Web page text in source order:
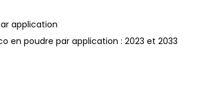
application
en poudre par application : 2023 et 2033